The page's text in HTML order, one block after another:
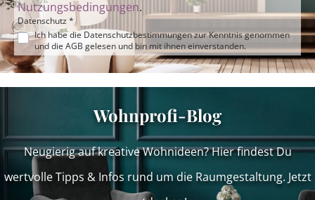
Nutzungsbedingungen.
Datenschutz *
Ich habe die Datenschutzbestimmungenzur Kenntnis genommen
und die AGB gelesen und bin mit ihnen einverstanden.
Wohnprofi-Blog
Neugierig auf kreative Wohnideen? Hier findest Du
wertvolle Tipps & Infos rund um die Raumgestaltung. Jetzt